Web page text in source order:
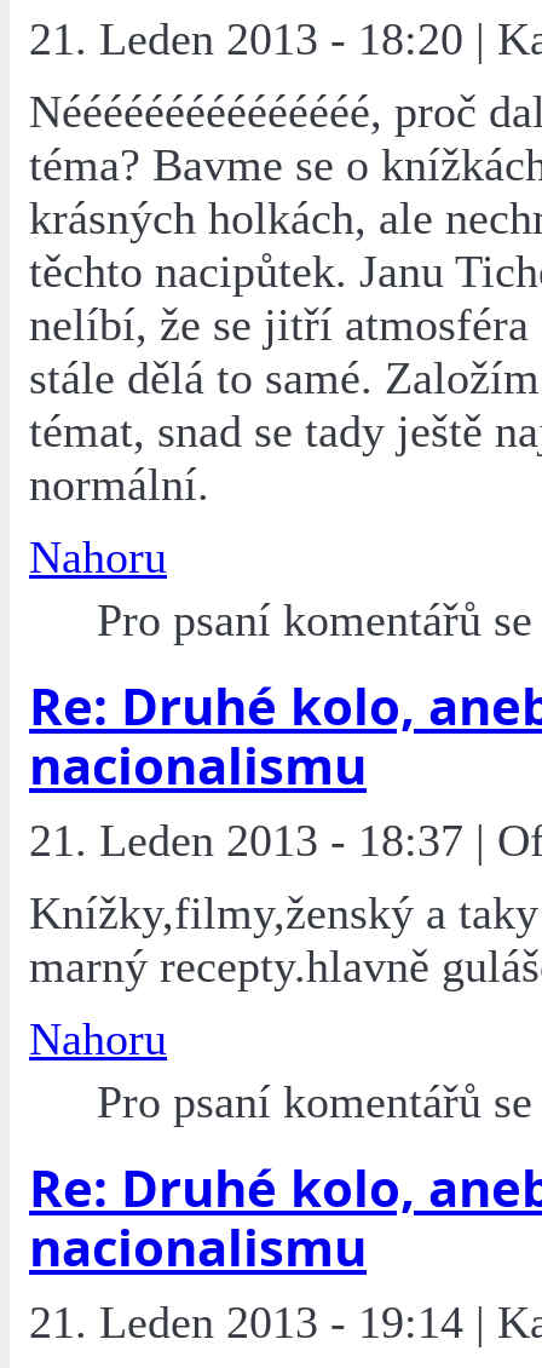
21. Leden 2013 - 18:20 |
Nééééééééééééééé, proč
téma? Bavme se o
krásných holkách, ale
těchto nacipůtek. Janu
nelíbí, že se jitří
stále dělá to samé.
témat, snad se tady ještě
normální.
Nahoru
Pro psaní komentářů
Re: Druhé kolo,
nacionalismu
21. Leden 2013 - 18:37 |
Knížky,filmy,ženský a
marný recepty.hlavně
Nahoru
Pro psaní komentářů
Re: Druhé kolo,
nacionalismu
21. Leden 2013 - 19:14 |